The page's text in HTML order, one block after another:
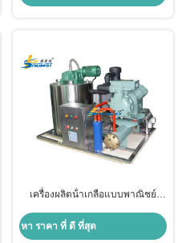
เครื่องผลิตน้ําเกลือแบบพาณิชย์
ประมงทูน่า
หา ราคา ที่ ดี ที่สุด